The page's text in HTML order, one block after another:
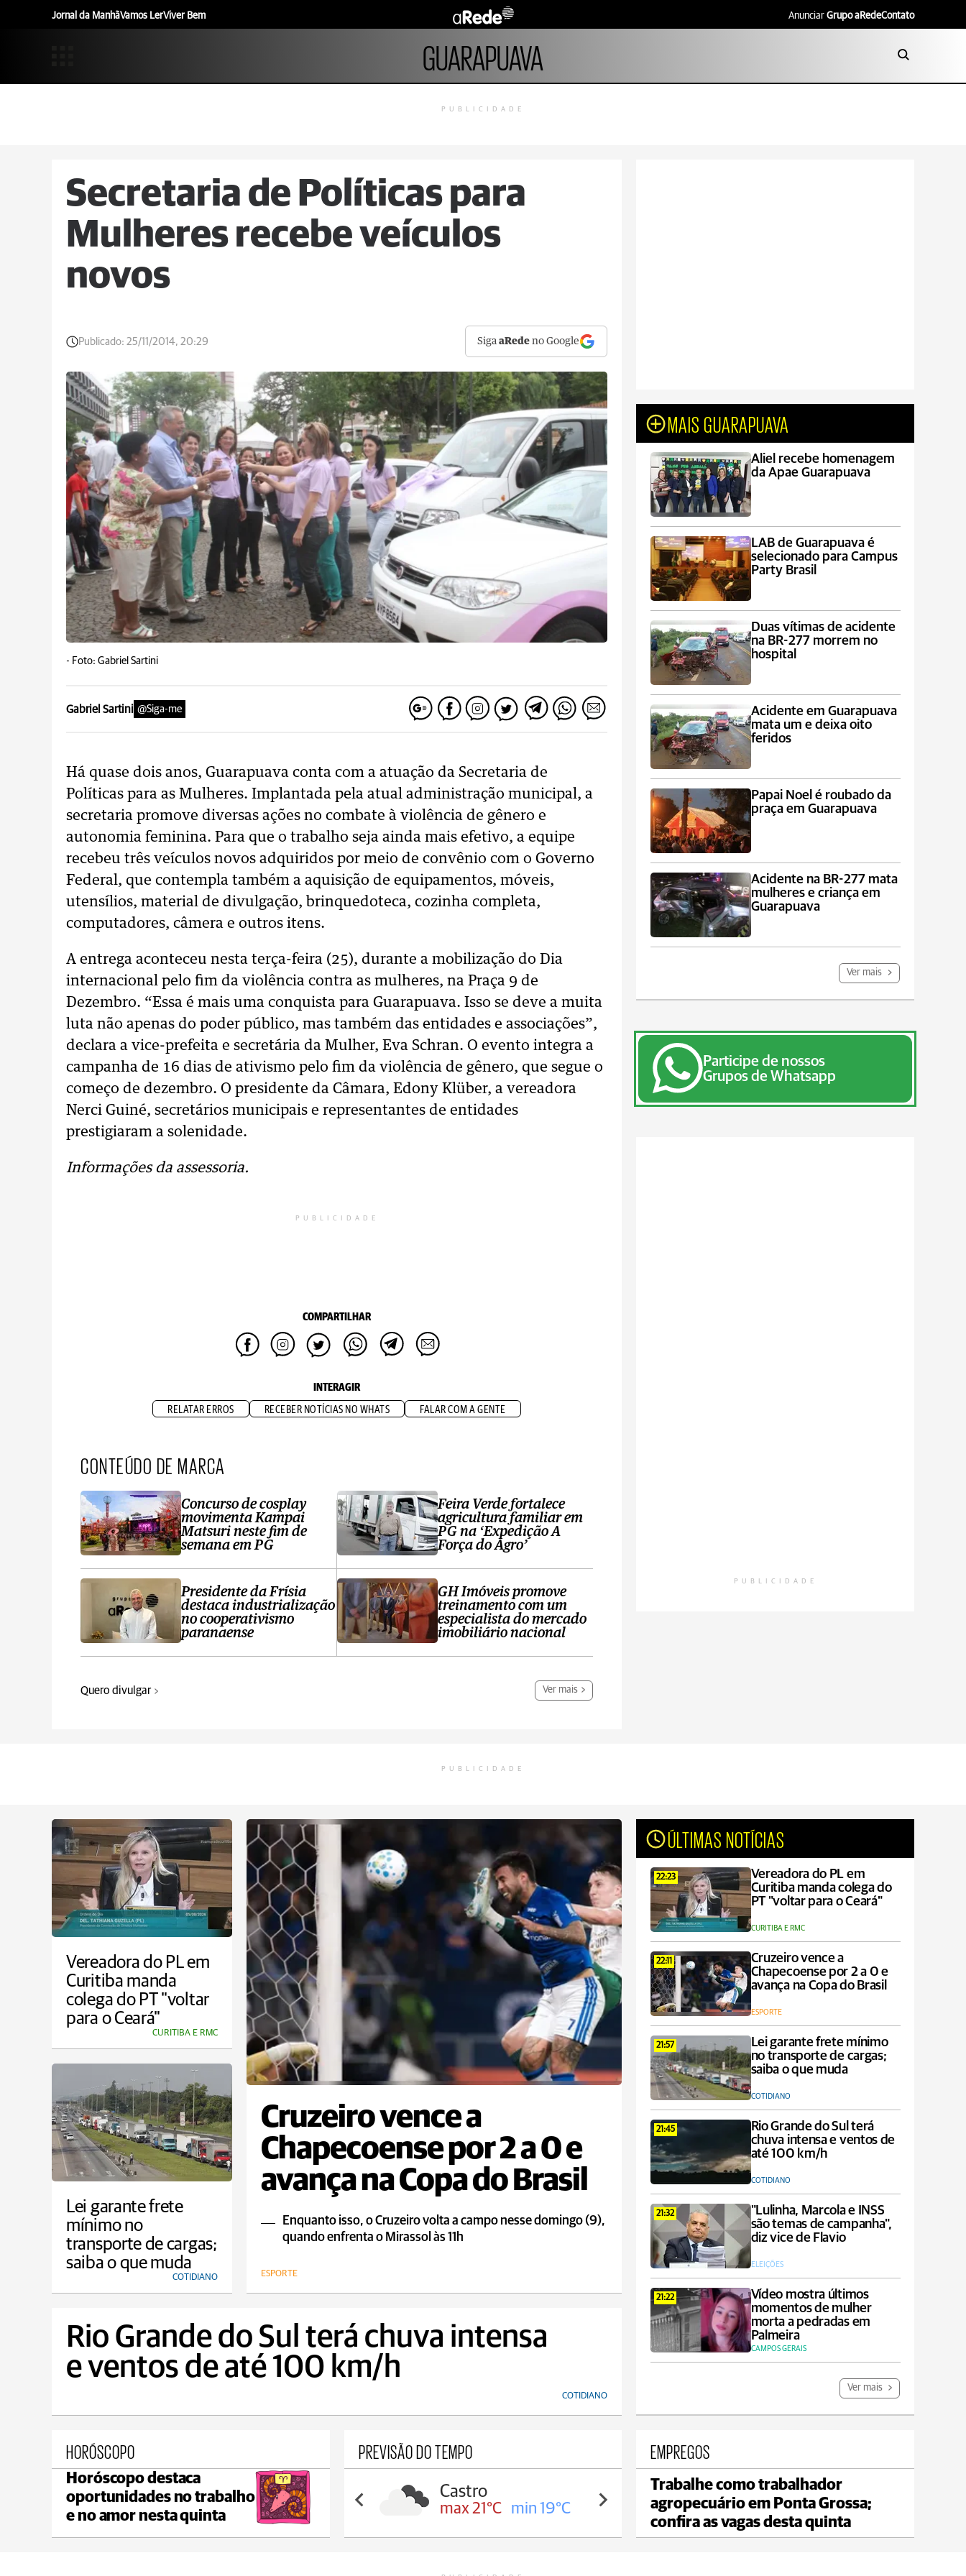
Jornal da ManhãVamos LerViver Bem Anunciar Grupo aRedeContato
GUARAPUAVA
PUBLICIDADE
Secretaria de Políticas para
Mulheres recebe veículos
novos
Publicado: 25/11/2014, 20:29 SigaaRede no Google
- Foto: Gabriel Sartini
Gabriel Sartini @Siga-me
Há quase dois anos, Guarapuava conta com a atuação da Secretaria de
Políticas para as Mulheres. Implantada pela atual administração municipal, a
secretaria promove diversas ações no combate à violência de gênero e
autonomia feminina. Para que o trabalho seja ainda mais efetivo, a equipe
recebeu três veículos novos adquiridos por meio de convênio com o Governo
Federal, que contempla também a aquisição de equipamentos, móveis,
utensílios, material de divulgação, brinquedoteca, cozinha completa,
computadores, câmera e outros itens.
A entrega aconteceu nesta terça-feira (25), durante a mobilização do Dia
internacional pelo fim da violência contra as mulheres, na Praça 9 de
Dezembro. “Essa é mais uma conquista para Guarapuava. Isso se deve a muita
luta não apenas do poder público, mas também das entidades e associações”,
declara a vice-prefeita e secretária da Mulher, Eva Schran. O evento integra a
campanha de 16 dias de ativismo pelo fim da violência de gênero, que segue o
começo de dezembro. O presidente da Câmara, Edony Klüber, a vereadora
Nerci Guiné, secretários municipais e representantes de entidades
prestigiaram a solenidade.
Informações da assessoria.
PUBLICIDADE
COMPARTILHAR
INTERAGIR
RELATAR ERROS RECEBER NOTÍCIAS NO WHATS FALAR COM A GENTE
CONTEÚDO DE MARCA
Concurso de cosplay
movimenta Kampai
Matsuri neste fim de
semana em PG
Presidente da Frísia
destaca industrialização
no cooperativismo
paranaense
Feira Verde fortalece
agricultura familiar em
PG na ‘Expedição A
Força do Agro’
GH Imóveis promove
treinamento com um
especialista do mercado
imobiliário nacional
Quero divulgar Ver mais
MAIS GUARAPUAVA
Aliel recebe homenagem
da Apae Guarapuava
LAB de Guarapuava é
selecionado para Campus
Party Brasil
Duas vítimas de acidente
na BR-277 morrem no
hospital
Acidente em Guarapuava
mata um e deixa oito
feridos
Papai Noel é roubado da
praça em Guarapuava
Acidente na BR-277 mata
mulheres e criança em
Guarapuava
Ver mais
Participe de nossos
Grupos de Whatsapp
PUBLICIDADE
PUBLICIDADE
Vereadora do PL em
Curitiba manda
colega do PT "voltar
para o Ceará"
CURITIBA E RMC
Cruzeiro vence a
Chapecoense por 2 a 0 e
avança na Copa do Brasil
Enquanto isso, o Cruzeiro volta a campo nesse domingo (9),
quando enfrenta o Mirassol às 11h
ESPORTE
ÚLTIMAS NOTÍCIAS
22:23
Vereadora do PL em
Curitiba manda colega do
PT "voltar para o Ceará"
CURITIBA E RMC
22:11
Cruzeiro vence a
Chapecoense por 2 a 0 e
avança na Copa do Brasil
ESPORTE
21:57
Lei garante frete mínimo
no transporte de cargas;
saiba o que muda
COTIDIANO
21:45
Rio Grande do Sul terá
chuva intensa e ventos de
até 100 km/h
COTIDIANO
21:32
"Lulinha, Marcola e INSS
são temas de campanha",
diz vice de Flavio
ELEIÇÕES
21:22
Vídeo mostra últimos
momentos de mulher
morta a pedradas em
Palmeira
CAMPOS GERAIS
Ver mais
Lei garante frete
mínimo no
transporte de cargas;
saiba o que muda
COTIDIANO
Rio Grande do Sul terá chuva intensa
e ventos de até 100 km/h
COTIDIANO
HORÓSCOPO
Horóscopo destaca
oportunidades no trabalho
e no amor nesta quinta
PREVISÃO DO TEMPO
Ponta Grossa
max 20°C min 17°C
Castro
max 21°C min 19°C
Carambeí
max 21°C min 18°C
EMPREGOS
Trabalhe como trabalhador
agropecuário em Ponta Grossa;
confira as vagas desta quinta